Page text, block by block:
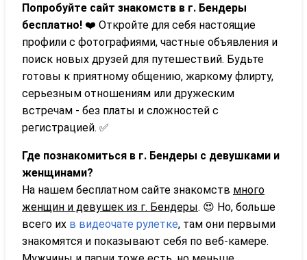
Попробуйте сайт знакомств в г. Бендеры
бесплатно! ❤️ Откройте для себя настоящие
профили с фотографиями, частные объявления и
поиск новых друзей для путешествий. Будьте
готовы к приятному общению, жаркому флирту,
серьезным отношениям или дружеским
встречам - без платы и сложностей с
регистрацией. ✅
Где познакомиться в г. Бендеры с девушками и
женщинами?
На нашем бесплатном сайте знакомств много
женщин и девушек из г. Бендеры. 😍 Но, больше
всего их в видеочате рулетке, там они первыми
знакомятся и показывают себя по веб-камере.